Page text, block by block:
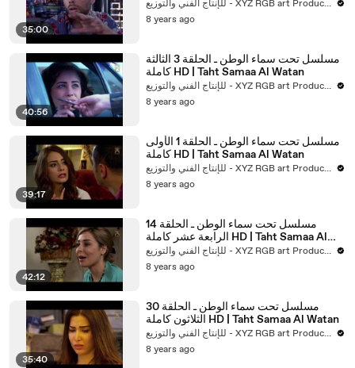
35:00
للإنتاج الفني والتوزيع - XYZ RGB art Production
8 years ago
40:56
مسلسل تحت سماء الوطن ـ الحلقة 3 الثالثة
كاملة HD | Taht Samaa Al Watan
للإنتاج الفني والتوزيع - XYZ RGB art Production
8 years ago
39:17
مسلسل تحت سماء الوطن ـ الحلقة 1 الأولى
كاملة HD | Taht Samaa Al Watan
للإنتاج الفني والتوزيع - XYZ RGB art Production
8 years ago
42:12
مسلسل تحت سماء الوطن ـ الحلقة 14
الرابعة عشر كاملة HD | Taht Samaa Al
Watan
للإنتاج الفني والتوزيع - XYZ RGB art Production
8 years ago
35:40
مسلسل تحت سماء الوطن ـ الحلقة 30
الثلاثون كاملة HD | Taht Samaa Al Watan
للإنتاج الفني والتوزيع - XYZ RGB art Production
8 years ago